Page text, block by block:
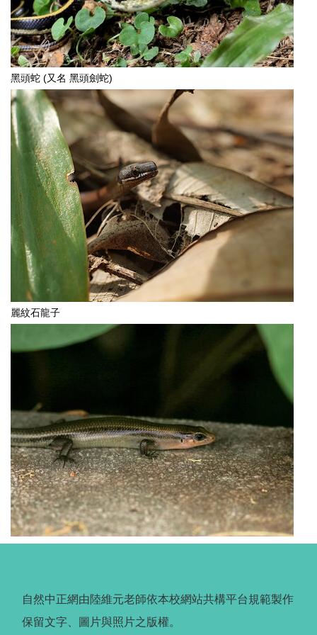
黑頭蛇 (又名 黑頭劍蛇)
麗紋石龍子
自然中正網由陸維元老師依本校網站共構平台規範製作
保留文字、圖片與照片之版權。